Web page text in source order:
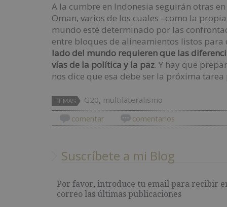
A la cumbre en Indonesia seguirán otras
Oman, varios de los cuales –como la
mundo esté determinado por las
entre bloques de alineamientos listos para
lado del mundo requieren que las
vías de la política y la paz. Y hay que
nos dice que esa debe ser la próxima
G20, multilateralismo
comentar comentarios
Suscríbete a mi Blog
Por favor, introduce tu email para recibir
correo las últimas publicaciones